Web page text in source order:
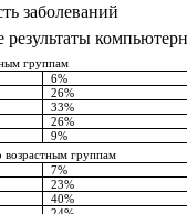
заболеваний
группам
6%
26%
33%
26%
9%
возрастным группам
7%
23%
40%